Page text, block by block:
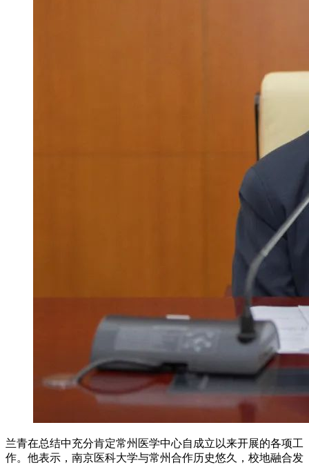
兰青在总结中充分肯定常州医学中心自成立以来开展的各项工
作。他表示，南京医科大学与常州合作历史悠久，校地融合发